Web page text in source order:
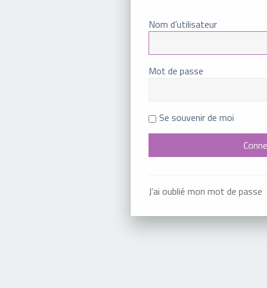
Nom d’utilisateur
Mot de passe
Se souvenir de moi
J’ai oublié mon mot de passe